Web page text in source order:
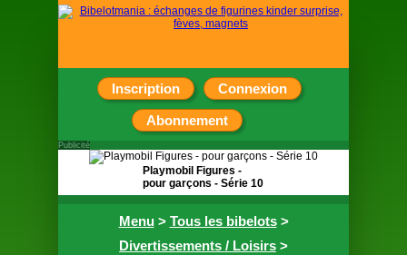
Inscription Connexion
Abonnement
Menu> Tous les bibelots>
Divertissements / Loisirs >
Publicité
Playmobil Figures -
pour garçons - Série 10
contenant une figurine